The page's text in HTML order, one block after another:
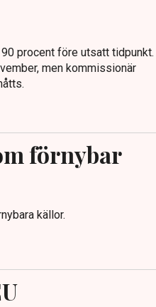
procent före utsatt tidpunkt.
men kommissionär
förnybar
källor.